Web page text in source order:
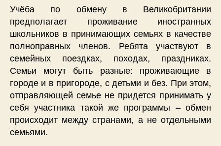
Учёба по обмену в Великобритании
предполагает проживание иностранных
школьников в принимающих семьях в качестве
полноправных членов. Ребята участвуют в
семейных поездках, походах, праздниках.
Семьи могут быть разные: проживающие в
городе и в пригороде, с детьми и без. При этом,
отправляющей семье не придется принимать у
себя участника такой же программы – обмен
происходит между странами, а не отдельными
семьями.